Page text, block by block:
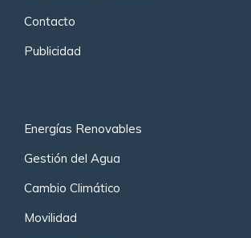
Contacto
Publicidad
Energías Renovables
Gestión del Agua
Cambio Climático
Movilidad